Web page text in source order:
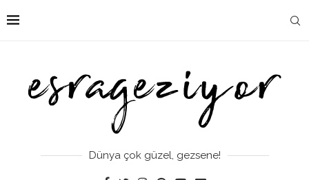
Dünya çok güzel, gezsene!